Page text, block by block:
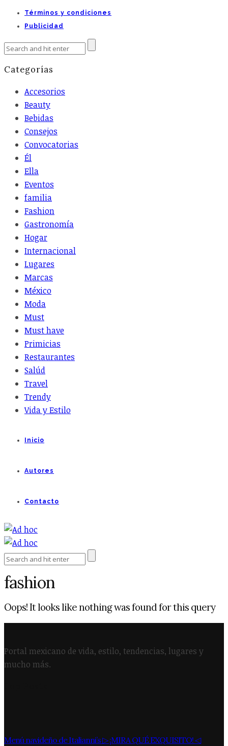
Términos y condiciones
Publicidad
Categorías
Accesorios
Beauty
Bebidas
Consejos
Convocatorias
Él
Ella
Eventos
familia
Fashion
Gastronomía
Hogar
Internacional
Lugares
Marcas
México
Moda
Must
Must have
Primicias
Restaurantes
Salúd
Travel
Trendy
Vida y Estilo
Inicio
Autores
Contacto
fashion
Oops! It looks like nothing was found for this query
Portal mexicano de vida, estilo, tendencias, lugares y
mucho más.
Menú navideño de Italianni’s ▷ ¡MIRA QUÉ EXQUISITO! ◁